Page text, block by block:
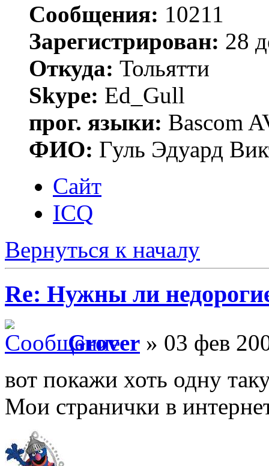
Сообщения: 10211
Зарегистрирован: 28
Откуда: Тольятти
Skype: Ed_Gull
прог. языки: Bascom
ФИО: Гуль Эдуард
Сайт
ICQ
Вернуться к началу
Re: Нужны ли
Grover » 03 фев
вот покажи хоть одну
Мои странички в